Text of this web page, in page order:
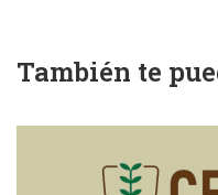
También te